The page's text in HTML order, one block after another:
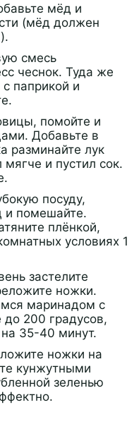
мёд и
(мёд должен
смесь
чеснок. Туда же
паприкой и
помойте и
Добавьте в
разминайте лук
и пустил сок.
посуду,
и помешайте.
плёнкой,
условиях 1
застелите
ножки.
маринадом с
до 200 градусов,
на 35-40 минут.
ножки на
кунжутными
зеленью